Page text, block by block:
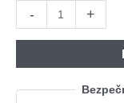
-
s
dveřmi
se
+